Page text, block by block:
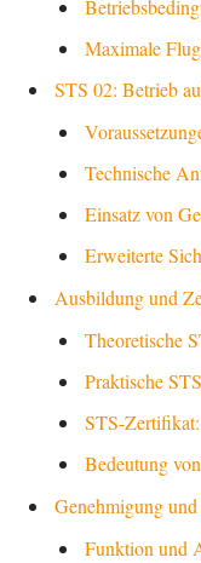
Maximale
STS 02: Betrieb
Technische
Einsatz von
Erweiterte
Ausbildung und
Theoretische
Praktische
STS-
Bedeutung
Genehmigung
Funktion und